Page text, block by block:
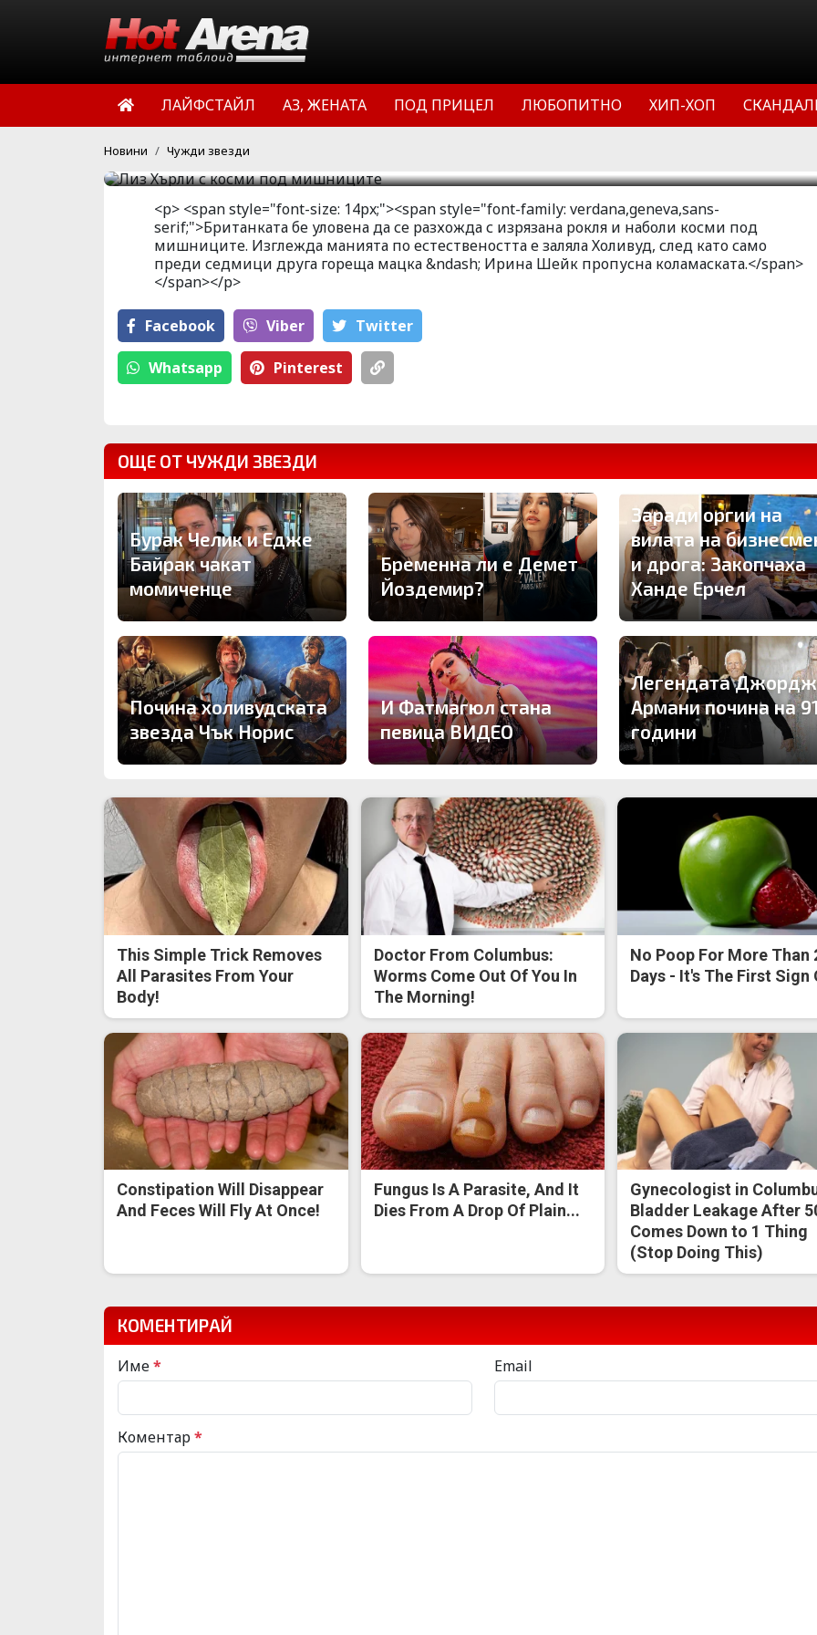
ЛАЙФСТАЙЛ АЗ, ЖЕНАТА ПОД ПРИЦЕЛ ЛЮБОПИТНО ХИП-ХОП
Новини Чужди звезди
Лиз Хърли с косми под мишниците
Секси актрисата Лиз Хърли си има недостатъци като всяка
жена.
HotArena.net
<p> <span style="font-size: 14px;"><span style="font-family: verdana,geneva,sans-
serif;">Британката бе уловена да се разхожда с изрязана рокля и наболи косми под
мишниците. Изглежда манията по естествеността е заляла Холивуд, след като само
преди седмици друга гореща мацка &ndash; Ирина Шейк пропусна коламаската.</span>
</span></p>
Facebook Viber Тwitter
Whatsapp Pinterest
ОЩЕ ОТ ЧУЖДИ ЗВЕЗДИ
Бурак Челик и Едже
Байрак чакат
момиченце
Бременна ли е Демет
Йоздемир?
Заради оргии на
вилата на
и дрога: Закопчаха
Ханде Ерчел
Почина холивудската
звезда Чък Норис
И Фатмагюл стана
певица ВИДЕО
Легендата
Армани почина на
години
This Simple Trick Removes
All Parasites From Your
Body!
Doctor From Columbus:
Worms Come Out Of You In
The Morning!
No Poop For More Than
Days - It's The First Sign
Constipation Will Disappear
And Feces Will Fly At Once!
Fungus Is A Parasite, And It
Dies From A Drop Of Plain...
Gynecologist in
Bladder Leakage After
Comes Down to 1 Thing
(Stop Doing This)
КОМЕНТИРАЙ
Име* Email
Коментар*